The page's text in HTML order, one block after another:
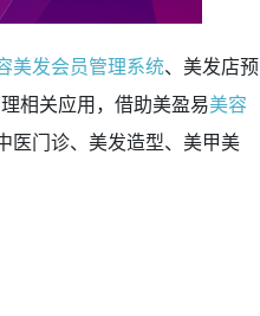
美发会员管理系统、美发店预
相关应用，借助美盈易美容
医门诊、美发造型、美甲美